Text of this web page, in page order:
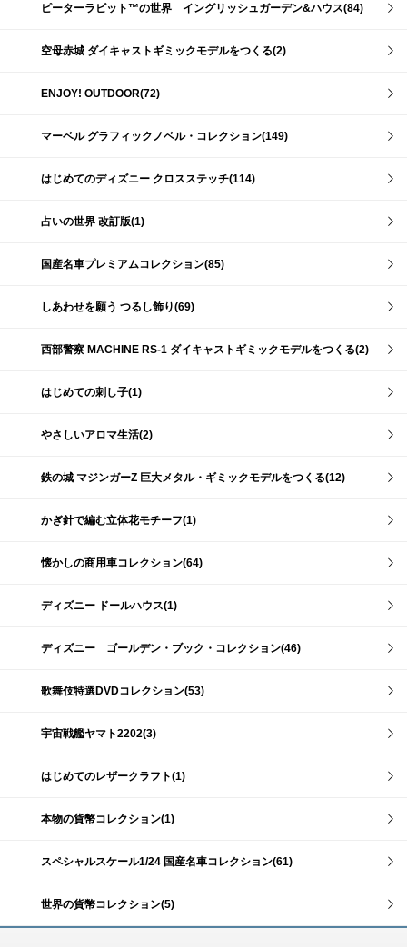
ピーターラビット™の世界 イングリッシュガーデン&ハウス(84)
空母赤城 ダイキャストギミックモデルをつくる(2)
ENJOY! OUTDOOR(72)
マーベル グラフィックノベル・コレクション(149)
はじめてのディズニー クロスステッチ(114)
占いの世界 改訂版(1)
国産名車プレミアムコレクション(85)
しあわせを願う つるし飾り(69)
西部警察 MACHINE RS-1 ダイキャストギミックモデルをつくる(2)
はじめての刺し子(1)
やさしいアロマ生活(2)
鉄の城 マジンガーZ 巨大メタル・ギミックモデルをつくる(12)
かぎ針で編む立体花モチーフ(1)
懐かしの商用車コレクション(64)
ディズニー ドールハウス(1)
ディズニー ゴールデン・ブック・コレクション(46)
歌舞伎特選DVDコレクション(53)
宇宙戦艦ヤマト2202(3)
はじめてのレザークラフト(1)
本物の貨幣コレクション(1)
スペシャルスケール1/24 国産名車コレクション(61)
世界の貨幣コレクション(5)